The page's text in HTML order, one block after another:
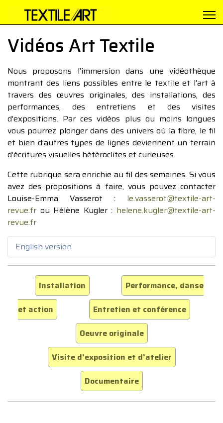
Vidéos Art Textile
Nous proposons l’immersion dans une vidéothèque
montrant des liens possibles entre le textile et l’art à
travers des œuvres originales, des installations, des
performances, des entretiens et des visites
d’expositions. Par ces vidéos plus ou moins longues
vous pourrez plonger dans des univers où la fibre, le fil
et bien d’autres types de lignes deviennent un terrain
d’écritures visuelles hétéroclites et curieuses.
Cette rubrique sera enrichie au fil des semaines. Si vous
avez des propositions à faire, vous pouvez contacter
Louise-Emma Vasserot : le.vasserot@textile-art-
revue.fr ou Hélène Kugler : helene.kugler@textile-art-
revue.fr
English version
Installation
Performance, danse
et action
Entretien et conférence
Oeuvre originale
Visite d'exposition et d'atelier
Documentaire